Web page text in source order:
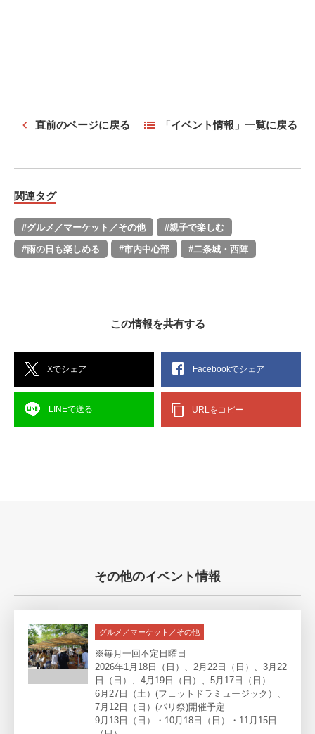
直前のページに戻る 「イベント情報」一覧に戻る
関連タグ
#グルメ／マーケット／その他 #親子で楽しむ
#雨の日も楽しめる #市内中心部 #二条城・西陣
この情報を共有する
Xでシェア Facebookでシェア
LINEで送る URLをコピー
その他のイベント情報
グルメ／マーケット／その他
※毎月一回不定日曜日
2026年1月18日（日）、2月22日（日）、3月22
日（日）、4月19日（日）、5月17日（日）
6月27日（土）(フェットドラミュージック）、
7月12日（日）(パリ祭)開催予定
9月13日（日）・10月18日（日）・11月15日